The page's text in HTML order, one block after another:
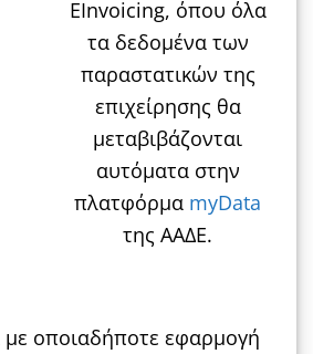
EInvoicing, όπου όλα
τα δεδομένα των
παραστατικών της
επιχείρησης θα
μεταβιβάζονται
αυτόματα στην
πλατφόρμα myData
της ΑΑΔΕ.
με οποιαδήποτε εφαρμογή